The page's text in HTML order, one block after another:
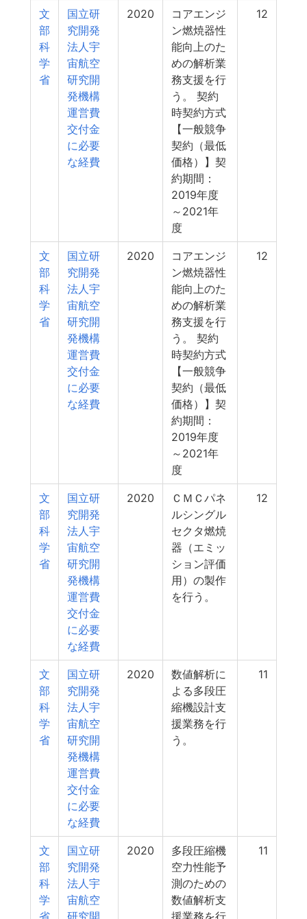
文
部
科
学
省
国立研
究開発
法人宇
宙航空
研究開
発機構
運営費
交付金
に必要
な経費
2020
コアエンジ
ン燃焼器性
能向上のた
めの解析業
務支援を行
う。 契約
時契約方式
【一般競争
契約（最低
価格）】契
約期間：
2019年度
～2021年
度
12
文
部
科
学
省
国立研
究開発
法人宇
宙航空
研究開
発機構
運営費
交付金
に必要
な経費
2020
コアエンジ
ン燃焼器性
能向上のた
めの解析業
務支援を行
う。 契約
時契約方式
【一般競争
契約（最低
価格）】契
約期間：
2019年度
～2021年
度
12
文
部
科
学
省
国立研
究開発
法人宇
宙航空
研究開
発機構
運営費
交付金
に必要
な経費
2020
ＣＭＣパネ
ルシングル
セクタ燃焼
器（エミッ
ション評価
用）の製作
を行う。
12
文
部
科
学
省
国立研
究開発
法人宇
宙航空
研究開
発機構
運営費
交付金
に必要
な経費
2020
数値解析に
よる多段圧
縮機設計支
援業務を行
う。
11
文
部
科
学
省
国立研
究開発
法人宇
宙航空
研究開
2020
多段圧縮機
空力性能予
測のための
数値解析支
援業務を行
11